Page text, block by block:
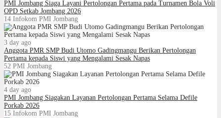
PMI Jombang Siaga Layani Pertolongan Pertama pada Turnamen Bola Voli
OPD Setkab Jombang 2026
14 Infokom PMI Jombang
3 day ago
Anggota PMR SMP Budi Utomo Gadingmangu Berikan Pertolongan
Pertama kepada Siswi yang Mengalami Sesak Napas
52 PMI Jombang
4 day ago
PMI Jombang Siagakan Layanan Pertolongan Pertama Selama Defile
Porkab 2026
15 Infokom PMI Jombang